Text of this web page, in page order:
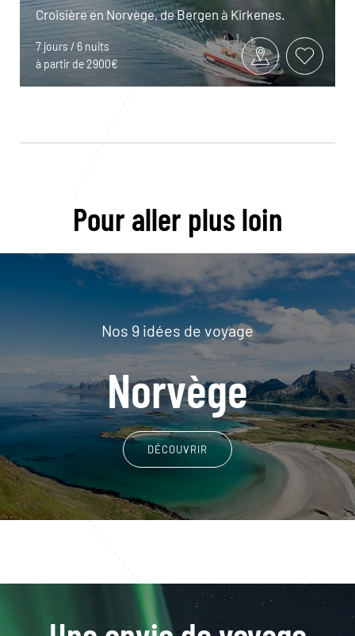
Croisière en Norvège, de Bergen à Kirkenes.
7 jours / 6 nuits
à partir de 2900€
Pour aller plus loin
Nos 9 idées de voyage
Norvège
DÉCOUVRIR